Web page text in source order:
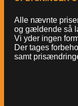
Alle nævnte
og gældende så
Vi yder ingen
Der tages
samt